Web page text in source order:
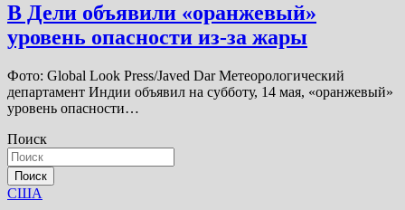
В Дели объявили «оранжевый»
уровень опасности из-за жары
Фото: Global Look Press/Javed Dar Метеорологический
департамент Индии объявил на субботу, 14 мая, «оранжевый»
уровень опасности…
Поиск
Поиск
США